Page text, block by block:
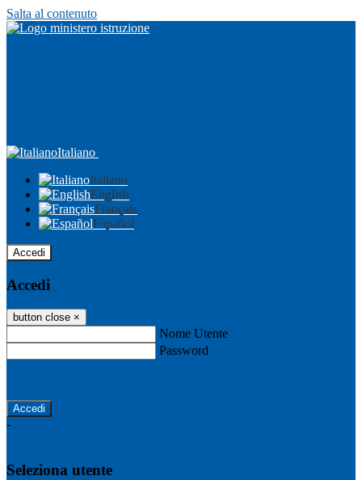
Salta al contenuto
Italiano
Italiano
English
Français
Español
Accedi
Accedi
button close ×
Nome Utente
Password
-
Seleziona utente